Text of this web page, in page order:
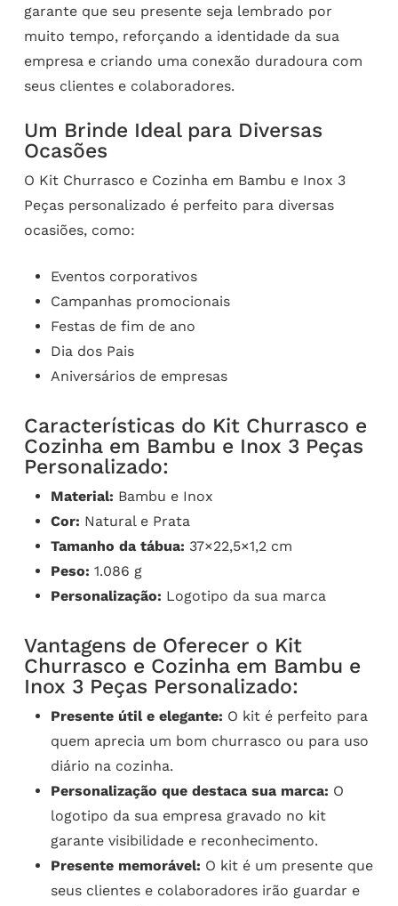
garante que seu presente seja lembrado por
muito tempo, reforçando a identidade da sua
empresa e criando uma conexão duradoura com
seus clientes e colaboradores.
Um Brinde Ideal para Diversas
Ocasões
O Kit Churrasco e Cozinha em Bambu e Inox 3
Peças personalizado é perfeito para diversas
ocasiões, como:
Eventos corporativos
Campanhas promocionais
Festas de fim de ano
Dia dos Pais
Aniversários de empresas
Características do Kit Churrasco e
Cozinha em Bambu e Inox 3 Peças
Personalizado:
Material: Bambu e Inox
Cor: Natural e Prata
Tamanho da tábua: 37×22,5×1,2 cm
Peso: 1.086 g
Personalização: Logotipo da sua marca
Vantagens de Oferecer o Kit
Churrasco e Cozinha em Bambu e
Inox 3 Peças Personalizado:
Presente útil e elegante: O kit é perfeito para
quem aprecia um bom churrasco ou para uso
diário na cozinha.
Personalização que destaca sua marca: O
logotipo da sua empresa gravado no kit
garante visibilidade e reconhecimento.
Presente memorável: O kit é um presente que
seus clientes e colaboradores irão guardar e